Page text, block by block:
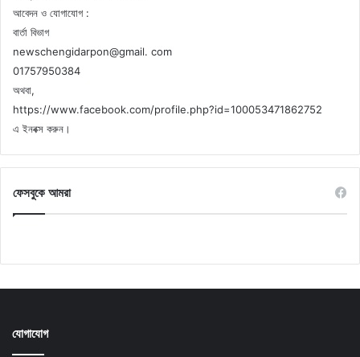
আবেদন ও যোগাযোগ :
বার্তা বিভাগ
newschengidarpon@gmail. com
01757950384
অথবা,
https://www.facebook.com/profile.php?id=100053471862752
এ ইনবক্স করুন।
ফেসবুকে আমরা
যোগাযোগ